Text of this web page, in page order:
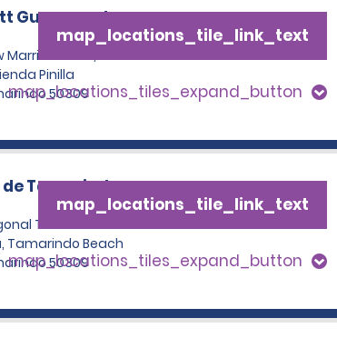
Guanacaste
Marriott Hotel,
Pinilla
50309
map_locations_tile_link_text
map_locations_tiles_expand_button
Tamarindo
To Tamarindo
Tamarindo Beach
50309
map_locations_tile_link_text
map_locations_tiles_expand_button